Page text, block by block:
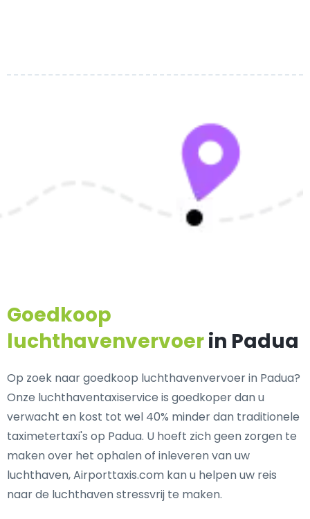
Goedkoop
luchthavenvervoerin Padua
Op zoek naar goedkoop luchthavenvervoer in Padua?
Onze luchthaventaxiservice is goedkoper dan u
verwacht en kost tot wel 40% minder dan traditionele
taximetertaxi's op Padua. U hoeft zich geen zorgen te
maken over het ophalen of inleveren van uw
luchthaven, Airporttaxis.com kan u helpen uw reis
naar de luchthaven stressvrij te maken.